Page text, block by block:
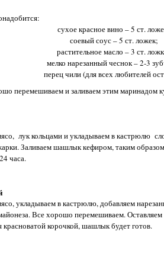
сухое красное вино – 5 ст.
соевый соус – 5 ст. ложек;
растительное масло – 3 ст.
мелко нарезанный чеснок – 2-3
перец чили (для всех любителей
перемешиваем и заливаем этим маринадом
лук кольцами и укладываем в кастрюлю
Заливаем шашлык кефиром, таким
часа.
укладываем в кастрюлю, добавляем
Все хорошо перемешиваем.
красноватой корочкой, шашлык будет готов.